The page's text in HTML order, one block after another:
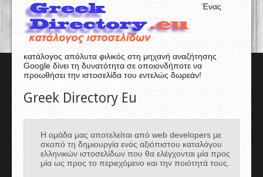
Ένας
κατάλογος απόλυτα φιλικός στη μηχανή αναζήτησης
Google δίνει τη δυνατότητα σε οποιονδήποτε να
προωθήσει την ιστοσελίδα του εντελώς δωρεάν!
Greek Directory Eu
Η ομάδα μας αποτελείται από web developers με
σκοπό τη δημιουργία ενός αξιόπιστου καταλόγου
ελληνικών ιστοσελίδων που θα ελέγχονται μία προς
μία ως προς το περιεχόμενο και την ποιότητά τους.